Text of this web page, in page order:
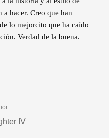
a hacer. Creo que han
lo mejorcito que ha caído
Verdad de la buena.
IV